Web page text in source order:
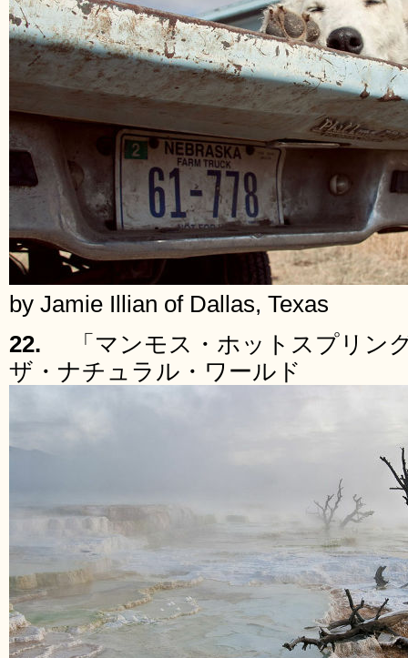
by Jamie Illian of Dallas, Texas
22.
「マンモス・ホットスプリン
ザ・ナチュラル・ワールド